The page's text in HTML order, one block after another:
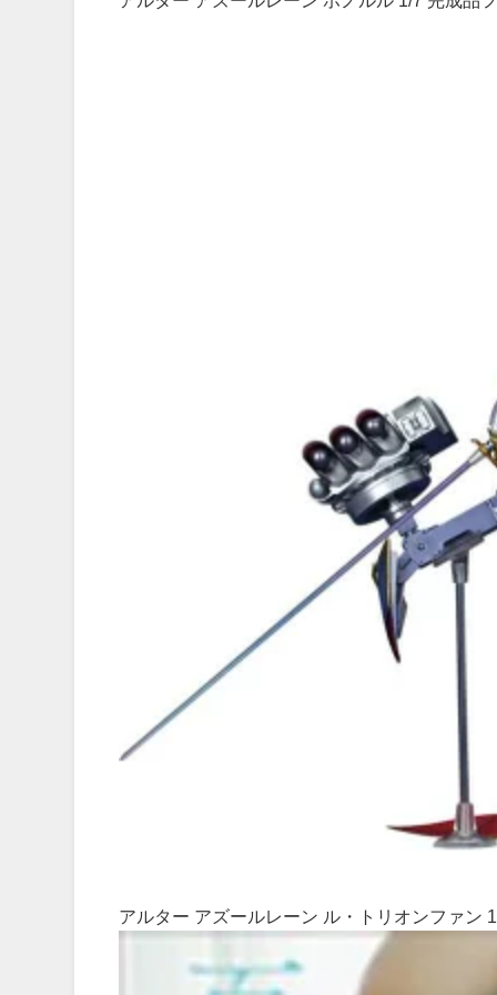
アルター アズールレーン ル・トリオンファン